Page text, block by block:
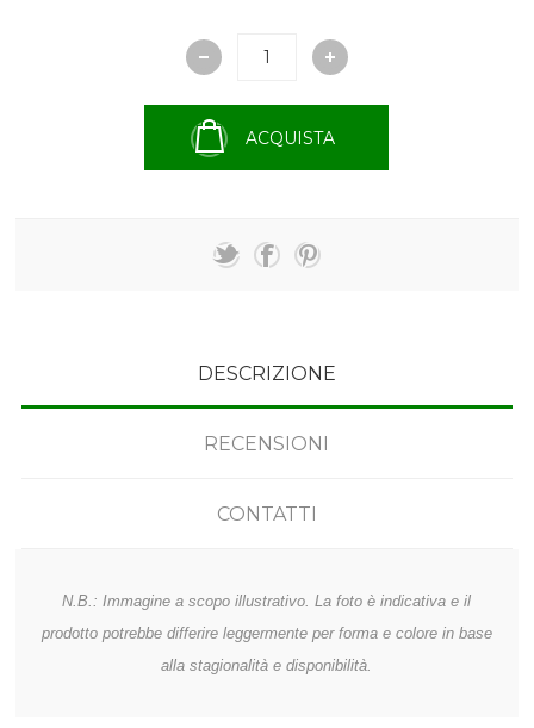
ACQUISTA
DESCRIZIONE
RECENSIONI
CONTATTI
N.B.: Immagine a scopo illustrativo. La foto è indicativa e il
prodotto potrebbe differire leggermente per forma e colore in base
alla stagionalità e disponibilità.